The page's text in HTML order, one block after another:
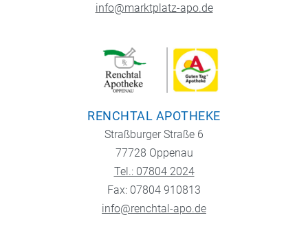
info@marktplatz-apo.de
RENCHTAL APOTHEKE
Straßburger Straße 6
77728 Oppenau
Tel.: 07804 2024
Fax: 07804 910813
info@renchtal-apo.de